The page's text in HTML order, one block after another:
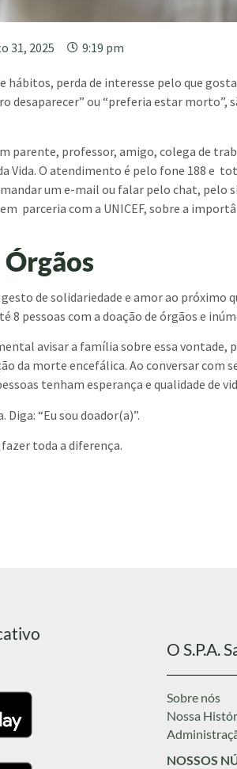
31, 2025 9:19 pm
hábitos, perda de interesse pelo que
desaparecer” ou “preferia estar morto”,
parente, professor, amigo, colega de
Vida. O atendimento é pelo fone 188 e
um e-mail ou falar pelo chat, pelo
parceria com a UNICEF, sobre a
de solidariedade e amor ao próximo
8 pessoas com a doação de órgãos e
avisar a família sobre essa vontade,
da morte encefálica. Ao conversar com
tenham esperança e qualidade de
“Eu sou doador(a)”.
toda a diferença.
O S.P.A.
Sobre nós
Nossa
NOSSOS